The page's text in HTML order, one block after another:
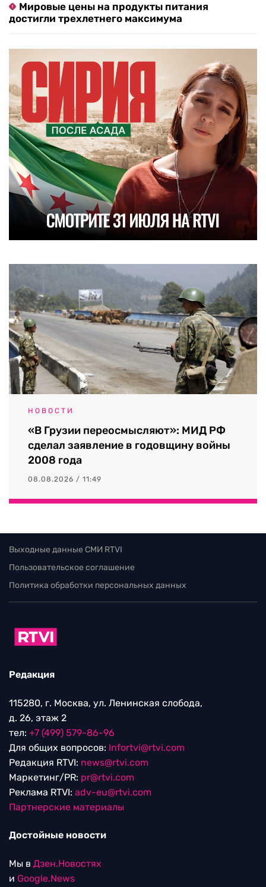
Мировые цены на продукты питания
достигли трехлетнего максимума
НОВОСТИ
«В Грузии переосмысляют»: МИД РФ
сделал заявление в годовщину войны
2008 года
08.08.2026 / 11:49
Выходные данные СМИ RTVI
Пользовательское соглашение
Политика обработки персональных данных
Редакция
115280, г. Москва, ул. Ленинская слобода,
д. 26, этаж 2
тел: +7 (499) 579-86-96
Для общих вопросов: Infortvi@rtvi.com
Редакция RTVI: news@rtvi.com
Маркетинг/PR: pr@rtvi.com
Реклама RTVI: adv-eu@rtvi.com
Партнерские материалы
Достойные новости
Мы в Дзен.Новостях
и Google.News